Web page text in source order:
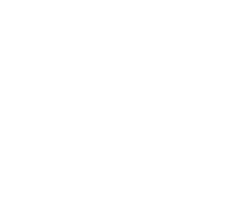
are used to help us analyze how the website is used and to offer